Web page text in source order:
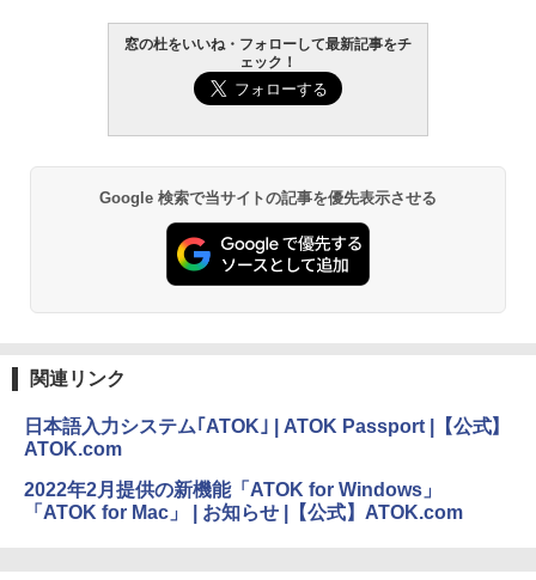
窓の杜をいいね・フォローして最新記事をチ
ェック！
Google 検索で当サイトの記事を優先表示させる
関連リンク
日本語入力システム｢ATOK｣ | ATOK Passport |【公式】
ATOK.com
2022年2月提供の新機能「ATOK for Windows」
「ATOK for Mac」 | お知らせ |【公式】ATOK.com